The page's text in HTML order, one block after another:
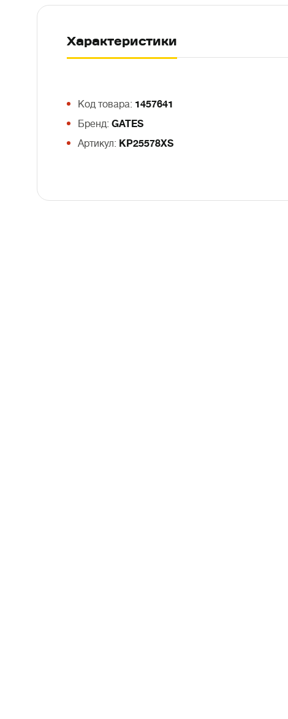
Характеристики
Код товара: 1457641
Бренд: GATES
Артикул: KP25578XS